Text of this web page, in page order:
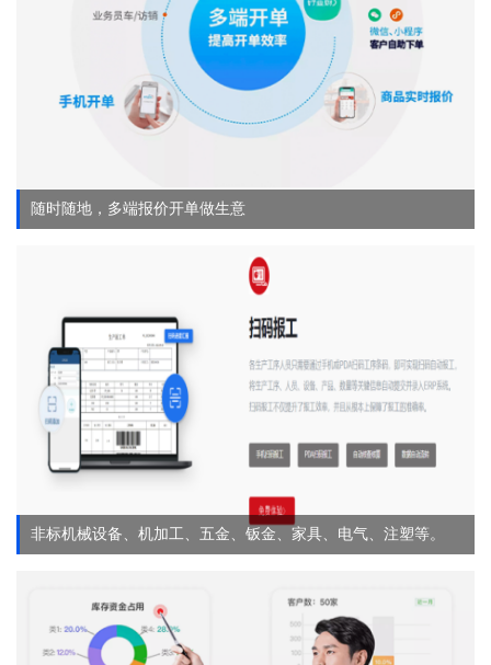
随时随地，多端报价开单做生意
非标机械设备、机加工、五金、钣金、家具、电气、注塑等。